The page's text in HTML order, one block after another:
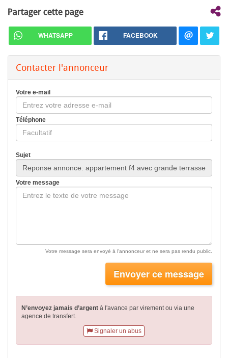
Partager cette page
WHATSAPP FACEBOOK
Contacter l'annonceur
Votre e-mail
Téléphone
Sujet
Votre message
Votre message sera envoyé à l'annonceur et ne sera pas rendu public.
Envoyer ce message
N’envoyez jamais d’argent à l'avance par virementou via une
agence de transfert.
Signaler un abus